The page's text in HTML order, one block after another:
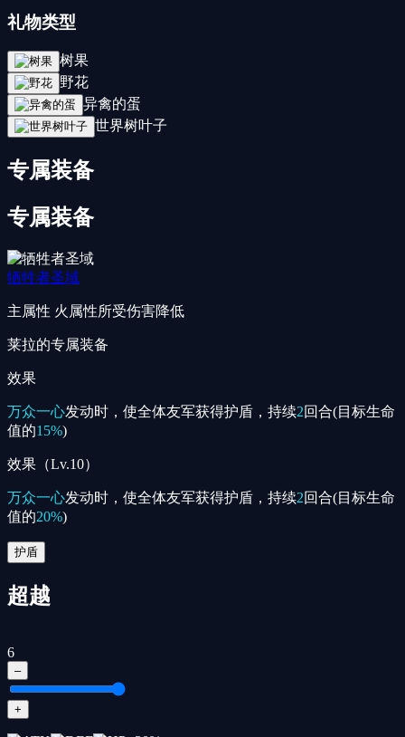
礼物类型
树果
野花
异禽的蛋
世界树叶子
专属装备
专属装备
牺牲者圣域
主属性 火属性所受伤害降低
莱拉的专属装备
效果
万众一心发动时，使全体友军获得护盾，持续2回合(目标生命
值的15%)
效果（Lv.10）
万众一心发动时，使全体友军获得护盾，持续2回合(目标生命
值的20%)
护盾
超越
6
–
+